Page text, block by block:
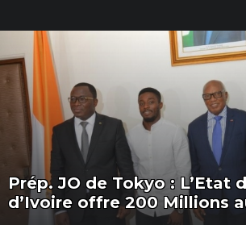
Prép. JO de Tokyo : L’Etat
d’Ivoire offre 200 Millions